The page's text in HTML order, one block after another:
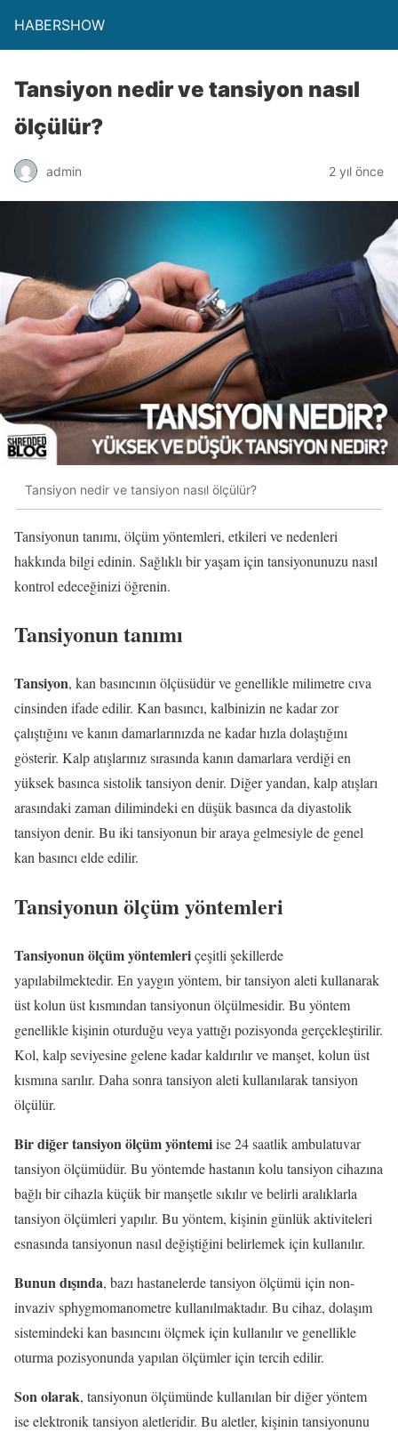
HABERSHOW
Tansiyon nedir ve tansiyon nasıl
ölçülür?
admin 2 yıl önce
Tansiyon nedir ve tansiyon nasıl ölçülür?
Tansiyonun tanımı, ölçüm yöntemleri, etkileri ve nedenleri
hakkında bilgi edinin. Sağlıklı bir yaşam için tansiyonunuzu nasıl
kontrol edeceğinizi öğrenin.
Tansiyonun tanımı
Tansiyon, kan basıncının ölçüsüdür ve genellikle milimetre cıva
cinsinden ifade edilir. Kan basıncı, kalbinizin ne kadar zor
çalıştığını ve kanın damarlarınızda ne kadar hızla dolaştığını
gösterir. Kalp atışlarınız sırasında kanın damarlara verdiği en
yüksek basınca sistolik tansiyon denir. Diğer yandan, kalp atışları
arasındaki zaman dilimindeki en düşük basınca da diyastolik
tansiyon denir. Bu iki tansiyonun bir araya gelmesiyle de genel
kan basıncı elde edilir.
Tansiyonun ölçüm yöntemleri
Tansiyonun ölçüm yöntemleriçeşitli şekillerde
yapılabilmektedir. En yaygın yöntem, bir tansiyon aleti kullanarak
üst kolun üst kısmından tansiyonun ölçülmesidir. Bu yöntem
genellikle kişinin oturduğu veya yattığı pozisyonda gerçekleştirilir.
Kol, kalp seviyesine gelene kadar kaldırılır ve manşet, kolun üst
kısmına sarılır. Daha sonra tansiyon aleti kullanılarak tansiyon
ölçülür.
Bir diğer tansiyon ölçüm yöntemiise 24 saatlik ambulatuvar
tansiyon ölçümüdür. Bu yöntemde hastanın kolu tansiyon cihazına
bağlı bir cihazla küçük bir manşetle sıkılır ve belirli aralıklarla
tansiyon ölçümleri yapılır. Bu yöntem, kişinin günlük aktiviteleri
esnasında tansiyonun nasıl değiştiğini belirlemek için kullanılır.
Bunun dışında, bazı hastanelerde tansiyon ölçümü için non-
invaziv sphygmomanometre kullanılmaktadır. Bu cihaz, dolaşım
sistemindeki kan basıncını ölçmek için kullanılır ve genellikle
oturma pozisyonunda yapılan ölçümler için tercih edilir.
Son olarak, tansiyonun ölçümünde kullanılan bir diğer yöntem
ise elektronik tansiyon aletleridir. Bu aletler, kişinin tansiyonunu